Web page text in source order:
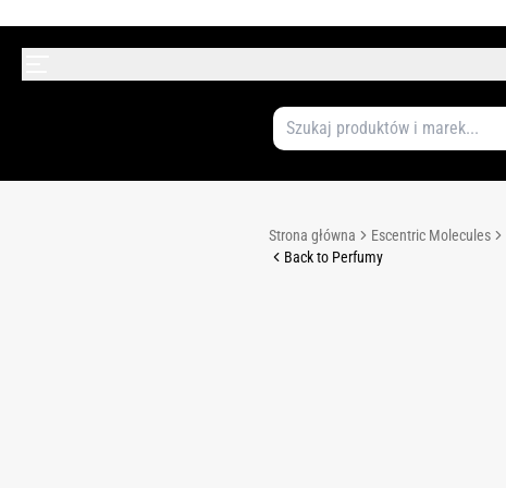
Strona główna Escentric Molecules
Back to Perfumy